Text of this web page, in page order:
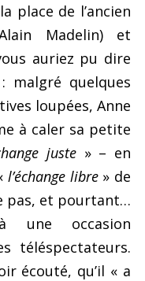
place de l’ancien
Madelin) et
auriez pu dire
malgré quelques
loupées, Anne
à caler sa petite
juste» – en
l’échange libre» de
pas, et pourtant…
une occasion
téléspectateurs.
écouté, qu’il « a